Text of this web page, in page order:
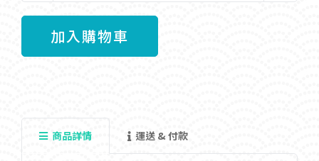
商品詳情 運送 & 付款